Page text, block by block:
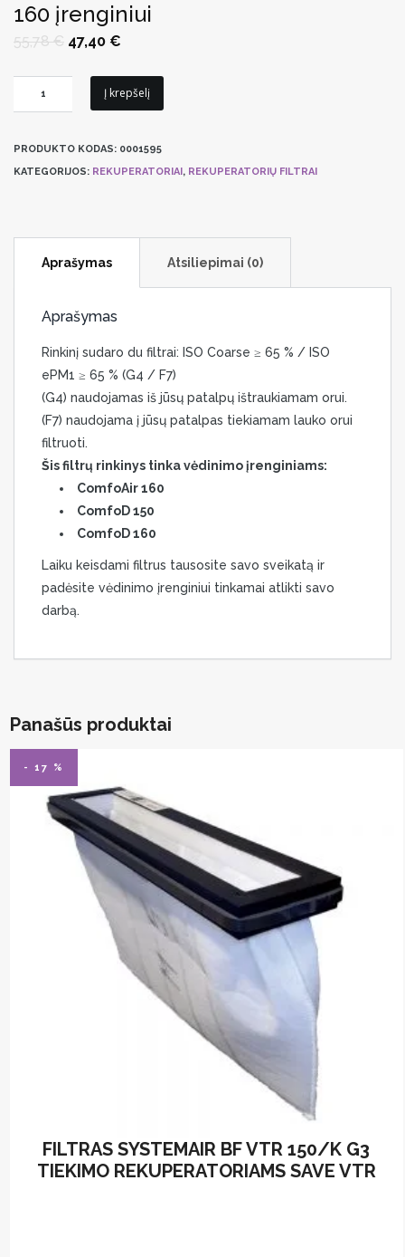
160 įrenginiui
55,78€ Original
price
55,78 €.
47,40 €
47,40 €.
kiekis:
komplektas
Zehnder
Į krepšelį
PRODUKTO KODAS: 0001595
KATEGORIJOS: REKUPERATORIAI, REKUPERATORIŲ FILTRAI
Aprašymas Atsiliepimai (0)
Aprašymas
Rinkinį sudaro du filtrai: ISO Coarse ≥ 65 % / ISO
ePM1 ≥ 65 % (G4 / F7)
(G4) naudojamas iš jūsų patalpų ištraukiamam orui.
(F7) naudojama į jūsų patalpas tiekiamam lauko orui
filtruoti.
Šis filtrų rinkinys tinka vėdinimo įrenginiams:
ComfoAir 160
ComfoD 150
ComfoD 160
Laiku keisdami filtrus tausosite savo sveikatą ir
padėsite vėdinimo įrenginiui tinkamai atlikti savo
darbą.
Panašūs produktai
- 17 %
FILTRAS SYSTEMAIR BF VTR 150/K G3
TIEKIMO REKUPERATORIAMS SAVE VTR